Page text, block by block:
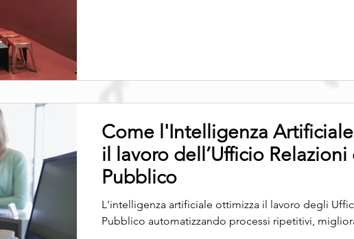
Come l'Intelligenza
il lavoro dell’Ufficio Relazioni
Pubblico
L'intelligenza artificiale ottimizza il lavoro degli
Pubblico automatizzando processi ripetitivi,